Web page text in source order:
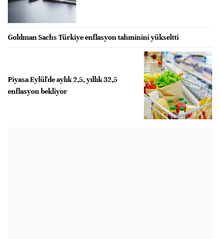
Goldman Sachs Türkiye enflasyon tahminini yükseltti
Piyasa Eylül'de aylık 2,5, yıllık 32,5
enflasyon bekliyor